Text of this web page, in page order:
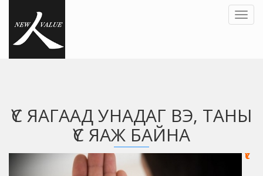
ҮС ЯАГААД УНАДАГ ВЭ, ТАНЫ
ҮС ЯАЖ БАЙНА
ҮС